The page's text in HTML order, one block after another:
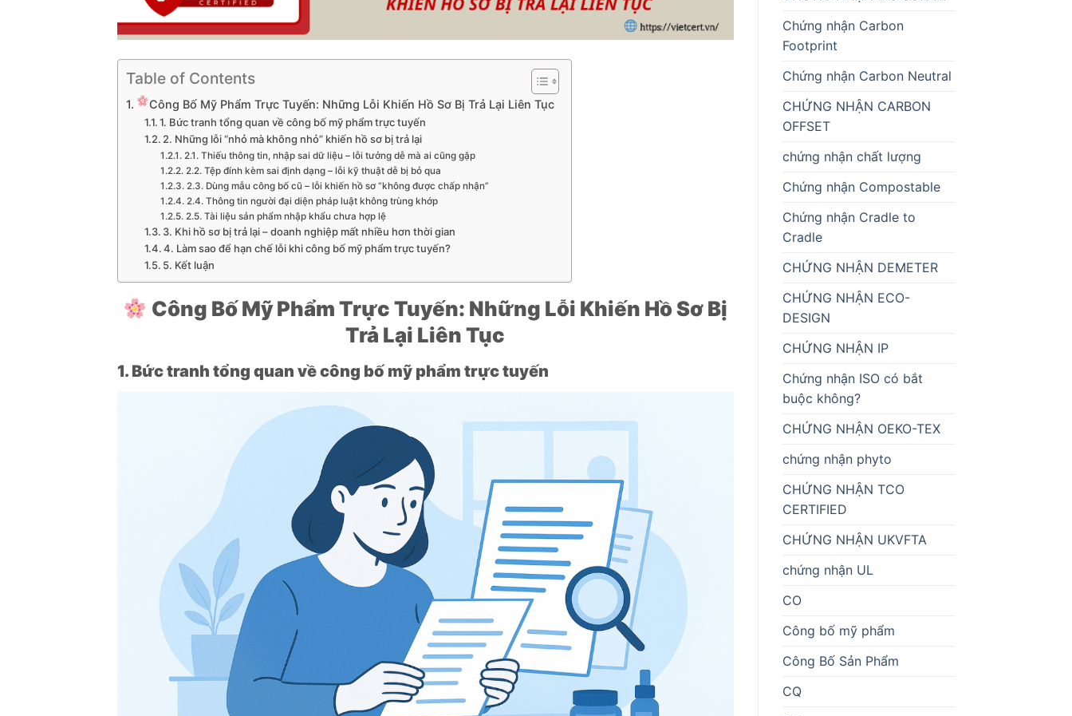
Table of Contents
Công Bố Mỹ Phẩm Trực Tuyến: Những Lỗi Khiến Hồ Sơ Bị Trả Lại Liên Tục
1. Bức tranh tổng quan về công bố mỹ phẩm trực tuyến
2. Những lỗi “nhỏ mà không nhỏ” khiến hồ sơ bị trả lại
2.1. Thiếu thông tin, nhập sai dữ liệu – lỗi tưởng dễ mà ai cũng gặp
2.2. Tệp đính kèm sai định dạng – lỗi kỹ thuật dễ bị bỏ qua
2.3. Dùng mẫu công bố cũ – lỗi khiến hồ sơ “không được chấp nhận”
2.4. Thông tin người đại diện pháp luật không trùng khớp
2.5. Tài liệu sản phẩm nhập khẩu chưa hợp lệ
3. Khi hồ sơ bị trả lại – doanh nghiệp mất nhiều hơn thời gian
4. Làm sao để hạn chế lỗi khi công bố mỹ phẩm trực tuyến?
5. Kết luận
Công Bố Mỹ Phẩm Trực Tuyến: Những Lỗi Khiến Hồ Sơ Bị
Trả Lại Liên Tục
1. Bức tranh tổng quan về công bố mỹ phẩm trực tuyến
Chứng nhận Carbon
Footprint
Chứng nhận Carbon Neutral
CHỨNG NHẬN CARBON
OFFSET
chứng nhận chất lượng
Chứng nhận Compostable
Chứng nhận Cradle to
Cradle
CHỨNG NHẬN DEMETER
CHỨNG NHẬN ECO-
DESIGN
CHỨNG NHẬN IP
Chứng nhận ISO có bắt
buộc không?
CHỨNG NHẬN OEKO-TEX
chứng nhận phyto
CHỨNG NHẬN TCO
CERTIFIED
CHỨNG NHẬN UKVFTA
chứng nhận UL
CO
Công bố mỹ phẩm
Công Bố Sản Phẩm
CQ